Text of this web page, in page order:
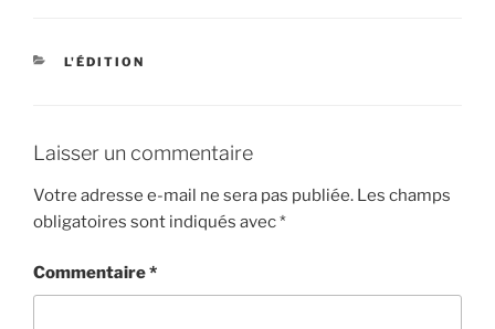
CATÉGORIES
L'ÉDITION
Laisser un commentaire
Votre adresse e-mail ne sera pas publiée. Les champs
obligatoires sont indiqués avec*
Commentaire*